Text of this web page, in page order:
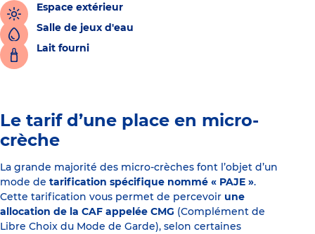
Espace extérieur
Salle de jeux d'eau
Lait fourni
Le tarif d’une place en micro-
crèche
La grande majorité des micro-crèches font l’objet d’un
mode de tarification spécifique nommé « PAJE ».
Cette tarification vous permet de percevoir une
allocation de la CAF appelée CMG (Complément de
Libre Choix du Mode de Garde), selon certaines